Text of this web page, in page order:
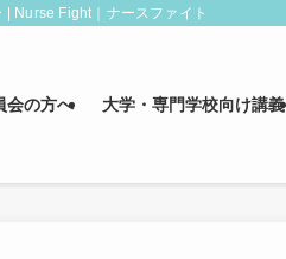
Nurse Fight｜ナースファイト
会の方へ 大学・専門学校向け講義